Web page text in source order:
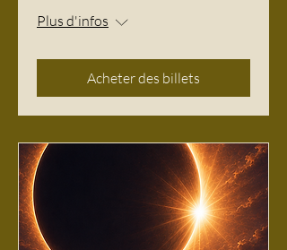
Plus d'infos
Acheter des billets